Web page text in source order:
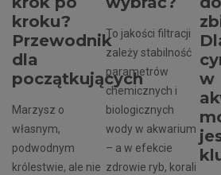
kroku?
Przewodnik
dla
początkujących
Marzysz o
własnym,
podwodnym
królestwie, ale nie
To jakości filtracji
zależy stabilność
parametrów
chemicznych i
biologicznych
wody w akwarium
– a w efekcie
zdrowie ryb, korali
w